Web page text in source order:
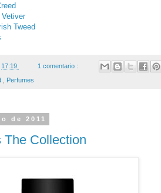
Vetiver
Tweed
17:19 1 comentario :
Perfumes
de 2011
The Collection